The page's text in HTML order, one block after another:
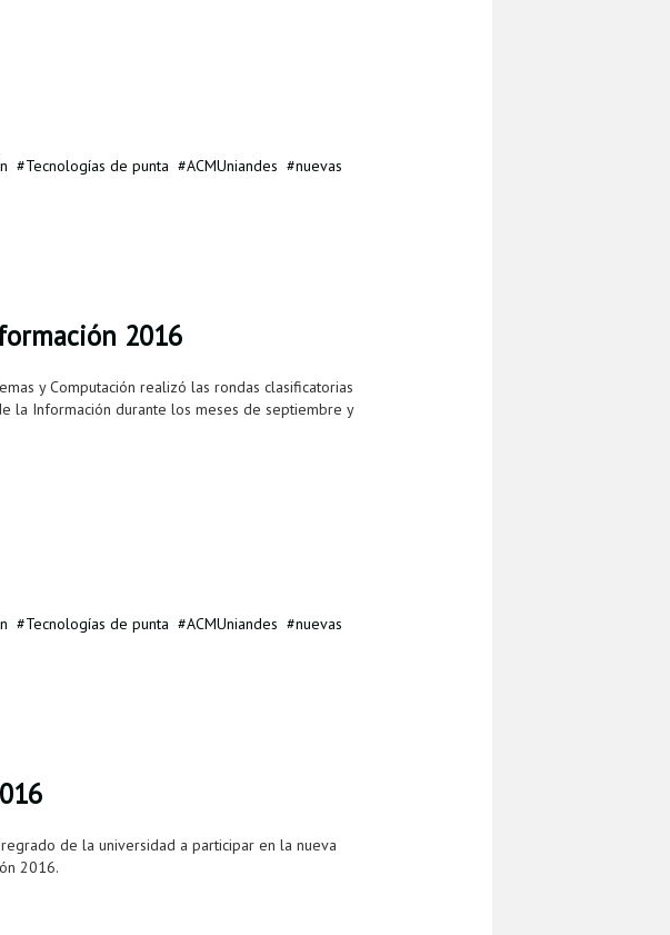
Tecnologías de punta ACMUniandes
nuevas
2016
y Computación realizó las rondas clasificatorias
la Información durante los meses de septiembre y
Tecnologías de punta ACMUniandes
nuevas
de la universidad a participar en la nueva
2016.